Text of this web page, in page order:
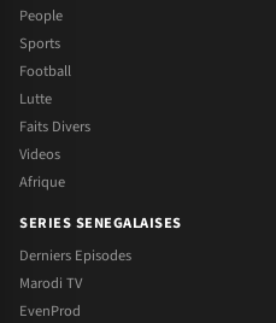
People
Sports
Football
Lutte
Faits Divers
Videos
Afrique
SERIES SENEGALAISES
Derniers Episodes
Marodi TV
EvenProd